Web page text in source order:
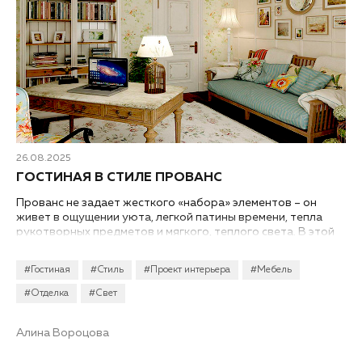
26.08.2025
#Гостиная #Стиль #Проект интерьера #Мебель
#Отделка #Свет
ГОСТИНАЯ В СТИЛЕ ПРОВАНС
Прованс не задает жесткого «набора» элементов – он
живет в ощущении уюта, легкой патины времени, тепла
рукотворных предметов и мягкого, теплого света. В этой
стиле прованс в квартире или частном доме...
Алина Вороцова